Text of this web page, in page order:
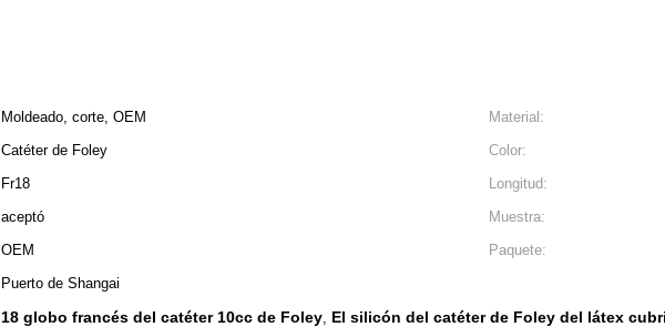
Moldeado, corte, OEM Material:
Catéter de Foley Color:
Fr18 Longitud:
aceptó Muestra:
OEM Paquete:
Puerto de Shangai
18 globo francés del catéter 10cc de Foley, El silicón del catéter de Foley del látex